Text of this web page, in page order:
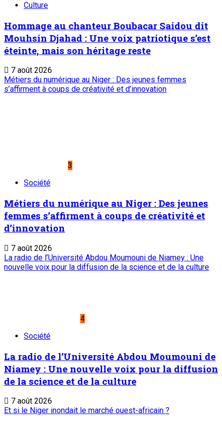
Culture
Hommage au chanteur Boubacar Saidou dit
Mouhsin Djahad : Une voix patriotique s’est
éteinte, mais son héritage reste
7 août 2026
Métiers du numérique au Niger : Des jeunes femmes
s’affirment à coups de créativité et d’innovation
3
Société
Métiers du numérique au Niger : Des jeunes
femmes s’affirment à coups de créativité et
d’innovation
7 août 2026
La radio de l’Université Abdou Moumouni de Niamey : Une
nouvelle voix pour la diffusion de la science et de la culture
4
Société
La radio de l’Université Abdou Moumouni de
Niamey : Une nouvelle voix pour la diffusion
de la science et de la culture
7 août 2026
Et si le Niger inondait le marché ouest-africain ?